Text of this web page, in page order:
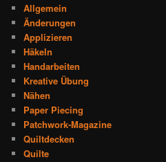
Allgemein
Änderungen
Applizieren
Häkeln
Handarbeiten
Kreative Übung
Nähen
Paper Piecing
Patchwork-Magazine
Quiltdecken
Quilte